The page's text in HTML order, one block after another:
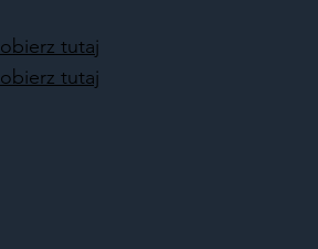
tutaj
tutaj